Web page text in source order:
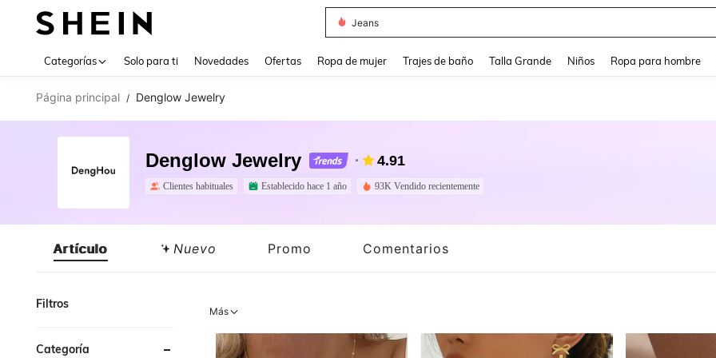
Jeans
Categorías Solo para ti Novedades Ofertas Ropa de mujer Trajes de baño Talla Grande Niños Ropa para hombre
Página principal / Denglow Jewelry
Denglow Jewelry 4.91
Clientes habituales Establecido hace 1 año 93K Vendido recientemente
Artículo Nuevo Promo Comentarios
Filtros
Categoría
Más